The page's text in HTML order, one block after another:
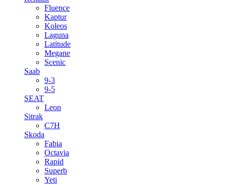
Fluence
Kaptur
Koleos
Laguna
Latitude
Megane
Scenic
Saab
9-3
9-5
SEAT
Leon
Sitrak
C7H
Skoda
Fabia
Octavia
Rapid
Superb
Yeti